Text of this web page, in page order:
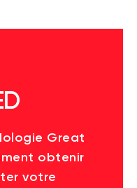
Great
obtenir
votre